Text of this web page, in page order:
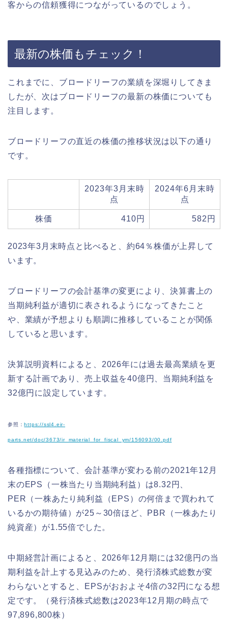
客からの信頼獲得につながっているのでしょう。
最新の株価もチェック！
これまでに、ブロードリーフの業績を深堀りしてきま
したが、次はブロードリーフの最新の株価についても
注目します。
ブロードリーフの直近の株価の推移状況は以下の通り
です。
2023年3月末時
点
2024年6月末時
点
株価 410円 582円
2023年3月末時点と比べると、約64％株価が上昇して
います。
ブロードリーフの会計基準の変更により、決算書上の
当期純利益が適切に表されるようになってきたこと
や、業績が予想よりも順調に推移していることが関係
していると思います。
決算説明資料によると、2026年には過去最高業績を更
新する計画であり、売上収益を40億円、当期純利益を
32億円に設定しています。
参照：https://ssl4.eir-
parts.net/doc/3673/ir_material_for_fiscal_ym/156093/00.pdf
各種指標について、会計基準が変わる前の2021年12月
末のEPS（一株当たり当期純利益）は8.32円、
PER（一株あたり純利益（EPS）の何倍まで買われて
いるかの期待値）が25～30倍ほど、PBR（一株あたり
純資産）が1.55倍でした。
中期経営計画によると、2026年12月期には32億円の当
期利益を計上する見込みのため、発行済株式総数が変
わらないとすると、EPSがおおよそ4倍の32円になる想
定です。（発行済株式総数は2023年12月期の時点で
97,896,800株）